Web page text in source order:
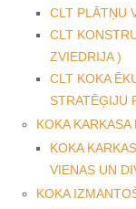
CLT PLĀTŅU
CLT
ZVIEDRIJA )
CLT KOKA
STRATĒĢIJU
KOKA
KOKA
VIENAS UN
KOKA